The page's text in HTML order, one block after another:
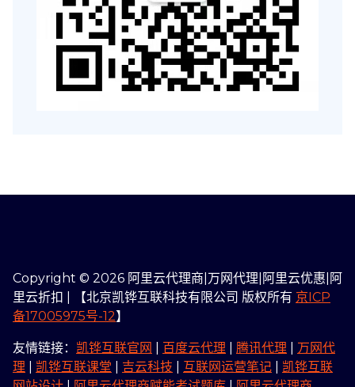
Copyright © 2026 阿里云代理商|万网代理|阿里云优惠|阿
里云折扣 | 【北京凯铧互联科技有限公司 版权所有 京ICP
备17005975号-12】
友情链接： 凯铧互联官网 百度云代理 腾讯代理
万网代
理
凯铧互联课堂 吉云科技 互联网运营笔记
凯铧互联